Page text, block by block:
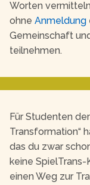
Worten
ohne Anmeldung
Gemeinschaft
teilnehmen.
Für Studenten
Transformation“
das du zwar
keine
einen Weg zur